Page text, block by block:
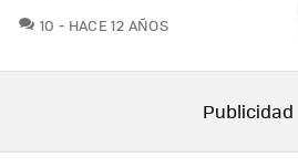
10 COMENTARIOS
HACE 12 AÑOS